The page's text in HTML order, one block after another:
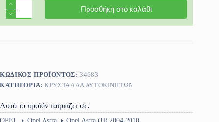
Πίσω
Παρμπρίζ
Opel
Astra
Προσθήκη στο καλάθι
ΚΩΔΙΚΌΣ ΠΡΟΪΌΝΤΟΣ:34683
ΚΑΤΗΓΟΡΊΑ:ΚΡΎΣΤΑΛΛΑ ΑΥΤΟΚΙΝΉΤΩΝ
Αυτό το προϊόν ταιριάζει σε:
OPEL Opel Astra Opel Astra (H) 2004-2010